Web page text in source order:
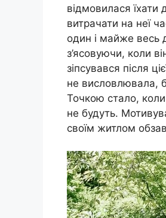
відмовилася
витрачати на неї
один і майже весь
з’ясовуючи, коли
зіпсувався після
не висловлювала,
Точкою стало,
не будуть.
своїм житлом